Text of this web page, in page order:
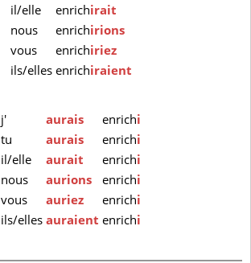
il/elle
enrichirait
nous
enrichirions
vous
enrichiriez
ils/elles enrichiraient
j'
aurais enrichi
tu
aurais enrichi
il/elle
aurait enrichi
nous
aurions enrichi
vous
auriez enrichi
ils/ellesauraient enrichi